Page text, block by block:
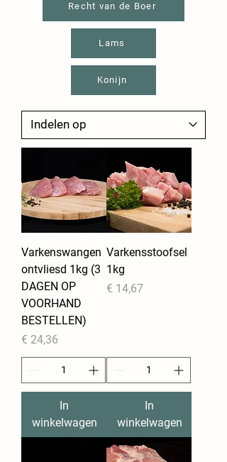
Recht van de Boer
Lams
Konijn
Varkenswangen
ontvliesd 1kg (3
DAGEN OP
VOORHAND
BESTELLEN)
Prijs
€ 24,36
In
winkelwagen
Varkensstoofsel
1kg
Prijs
€ 14,67
In
winkelwagen